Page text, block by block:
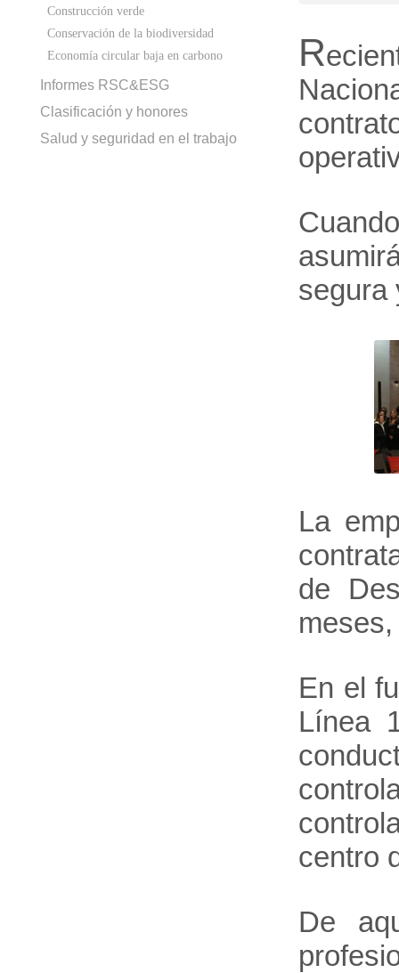
Construcción verde
Conservación de la biodiversidad
Economía circular baja en carbono
Informes RSC&ESG
Clasificación y honores
Salud y seguridad en el trabajo
R
segura
La
de
En el
Línea
centro
De